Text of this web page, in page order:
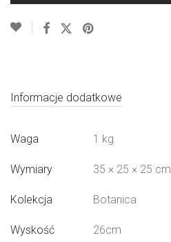
Informacje dodatkowe
Waga 1 kg
Wymiary 35 × 25 × 25 cm
Kolekcja Botanica
Wyskość 26cm